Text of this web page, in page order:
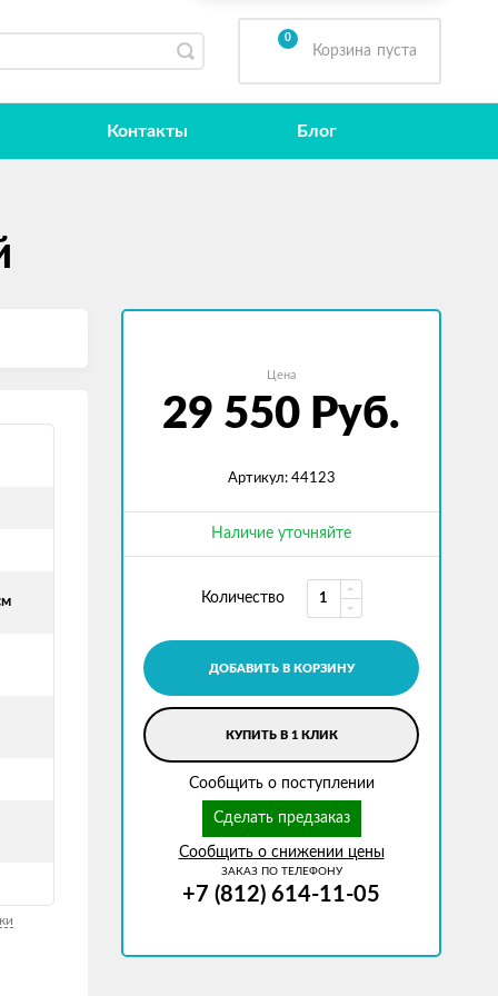
0
Корзина пуста
Контакты Блог
Цена
29 550 Руб.
Артикул: 44123
Наличие уточняйте
Количество
ДОБАВИТЬ В КОРЗИНУ
КУПИТЬ В 1 КЛИК
Сообщить о поступлении
Сделать предзаказ
Сообщить о снижении цены
ЗАКАЗ ПО ТЕЛЕФОНУ
+7 (812) 614-11-05